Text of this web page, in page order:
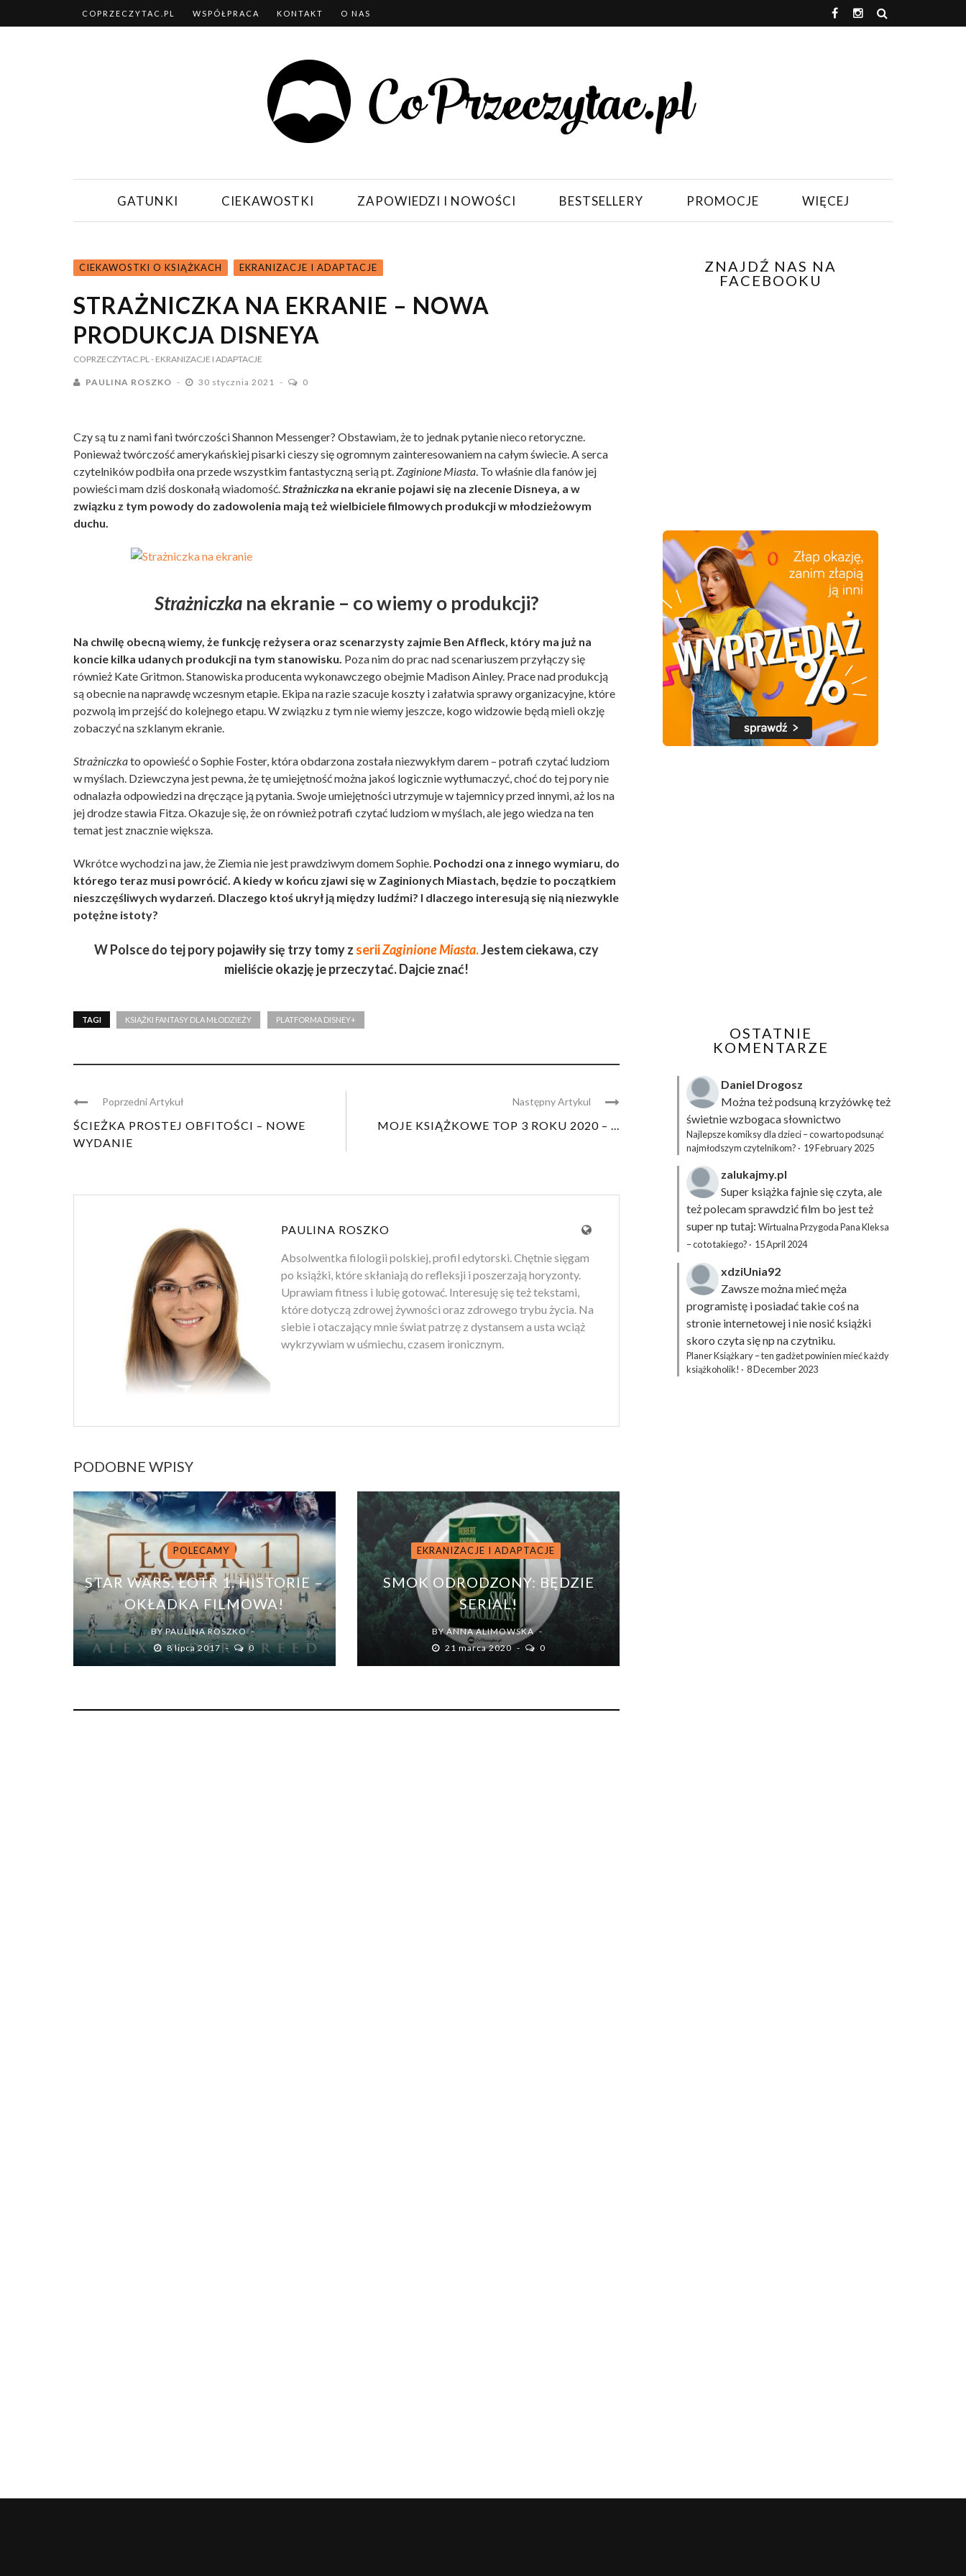
COPRZECZYTAC.PL WSPÓŁPRACA KONTAKT O NAS
GATUNKI CIEKAWOSTKI ZAPOWIEDZI I NOWOŚCI BESTSELLERY PROMOCJE WIĘCEJ
CIEKAWOSTKI O KSIĄŻKACH EKRANIZACJE I ADAPTACJE
STRAŻNICZKA NA EKRANIE – NOWA
PRODUKCJA DISNEYA
COPRZECZYTAC.PL- EKRANIZACJE I ADAPTACJE
PAULINA ROSZKO 30 stycznia 2021 0
Czy są tu z nami fani twórczości Shannon Messenger? Obstawiam, że to jednak pytanie nieco retoryczne.
Ponieważ twórczość amerykańskiej pisarki cieszy się ogromnym zainteresowaniem na całym świecie. A serca
czytelników podbiła ona przede wszystkim fantastyczną serią pt.Zaginione Miasta. To właśnie dla fanów jej
powieści mam dziś doskonałą wiadomość.Strażniczka na ekranie pojawi się na zlecenie Disneya, a w
związku z tym powody do zadowolenia mają też wielbiciele filmowych produkcji w młodzieżowym
duchu.
Strażniczka na ekranie – co wiemy o produkcji?
Na chwilę obecną wiemy, że funkcję reżysera oraz scenarzysty zajmie Ben Affleck, który ma już na
koncie kilka udanych produkcji na tym stanowisku. Poza nim do prac nad scenariuszem przyłączy się
również Kate Gritmon. Stanowiska producenta wykonawczego obejmie Madison Ainley. Prace nad produkcją
są obecnie na naprawdę wczesnym etapie. Ekipa na razie szacuje koszty i załatwia sprawy organizacyjne, które
pozwolą im przejść do kolejnego etapu. W związku z tym nie wiemy jeszcze, kogo widzowie będą mieli okzję
zobaczyć na szklanym ekranie.
Strażniczkato opowieść o Sophie Foster, która obdarzona została niezwykłym darem – potrafi czytać ludziom
w myślach. Dziewczyna jest pewna, że tę umiejętność można jakoś logicznie wytłumaczyć, choć do tej pory nie
odnalazła odpowiedzi na dręczące ją pytania. Swoje umiejętności utrzymuje w tajemnicy przed innymi, aż los na
jej drodze stawia Fitza. Okazuje się, że on również potrafi czytać ludziom w myślach, ale jego wiedza na ten
temat jest znacznie większa.
Wkrótce wychodzi na jaw, że Ziemia nie jest prawdziwym domem Sophie. Pochodzi ona z innego wymiaru, do
którego teraz musi powrócić. A kiedy w końcu zjawi się w Zaginionych Miastach, będzie to początkiem
nieszczęśliwych wydarzeń. Dlaczego ktoś ukrył ją między ludźmi? I dlaczego interesują się nią niezwykle
potężne istoty?
W Polsce do tej pory pojawiły się trzy tomy z seriiZaginione Miasta.Jestem ciekawa, czy
mieliście okazję je przeczytać. Dajcie znać!
TAGI KSIĄŻKI FANTASY DLA MŁODZIEŻY PLATFORMA DISNEY+
Poprzedni Artykuł
ŚCIEŻKA PROSTEJ OBFITOŚCI – NOWE
WYDANIE
Następny Artykul
MOJE KSIĄŻKOWE TOP 3 ROKU 2020 – ...
PAULINA ROSZKO
Absolwentka filologii polskiej, profil edytorski. Chętnie sięgam
po książki, które skłaniają do refleksji i poszerzają horyzonty.
Uprawiam fitness i lubię gotować. Interesuję się też tekstami,
które dotyczą zdrowej żywności oraz zdrowego trybu życia. Na
siebie i otaczający mnie świat patrzę z dystansem a usta wciąż
wykrzywiam w uśmiechu, czasem ironicznym.
PODOBNE WPISY
POLECAMY
STAR WARS. ŁOTR 1. HISTORIE –
OKŁADKA FILMOWA!
BYPAULINA ROSZKO
8 lipca 2017
0
EKRANIZACJE I ADAPTACJE
SMOK ODRODZONY: BĘDZIE
SERIAL!
BYANNA ALIMOWSKA
21 marca 2020
0
ZNAJDŹ NAS NA
FACEBOOKU
OSTATNIE
KOMENTARZE
Daniel Drogosz
Można też podsuną krzyżówkęteż
świetnie wzbogaca słownictwo
Najlepsze komiksy dla dzieci – co warto podsunąć
najmłodszym czytelnikom? · 19 February 2025
zalukajmy.pl
Super książka fajnie się czyta, ale
też polecam sprawdzić film bo jest też
super np tutaj: Wirtualna Przygoda Pana Kleksa
– co to takiego? · 15 April 2024
xdziUnia92
Zawsze można mieć męża
programistę i posiadać takie coś na
stronie internetowej i nie nosić książki
skoro czyta się np na czytniku.
Planer Książkary – ten gadżet powinien mieć każdy
książkoholik! · 8 December 2023